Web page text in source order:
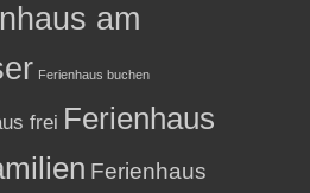
am
Ferienhaus buchen
frei Ferienhaus
Ferienhaus